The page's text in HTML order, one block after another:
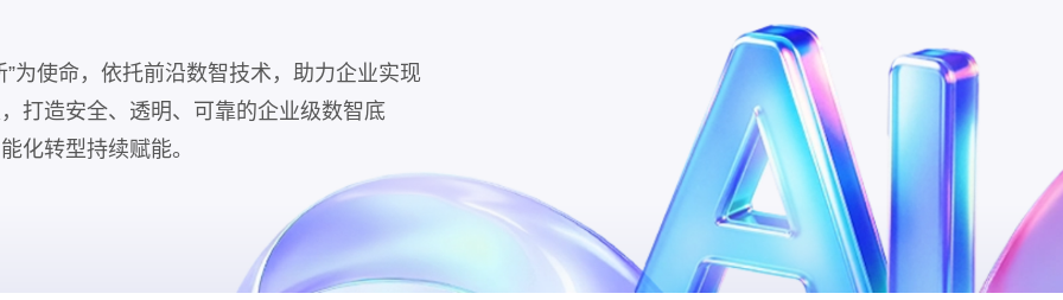
”为使命，依托前沿数智技术，助力企业实现
打造安全、透明、可靠的企业级数智底
化转型持续赋能。